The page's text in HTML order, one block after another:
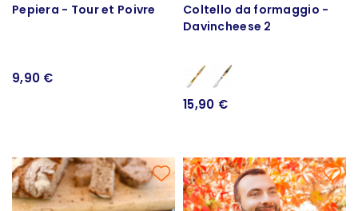
Pepiera - Tour et Poivre
9,90 €
Coltello da formaggio -
Davincheese 2
15,90 €